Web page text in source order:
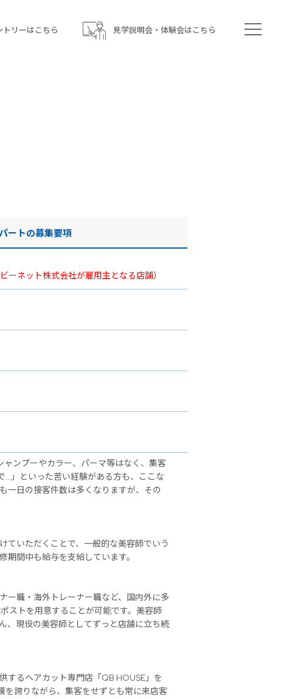
トリーはこちら 見学説明会・体験会はこちら
ートの募集要項
ネット株式会社が雇用主となる店舗）
ンプーやカラー、パーマ等はなく、集客
」といった苦い経験がある方も、ここな
一日の接客件数は多くなりますが、その
ていただくことで、一般的な美容師でいう
間中も給与を支給しています。
ー職・海外トレーナー職など、国内外に多
ストを用意することが可能です。美容師
、現役の美容師としてずっと店舗に立ち続
するヘアカット専門店「QB HOUSE」を
誇りながら、集客をせずとも常に来店客